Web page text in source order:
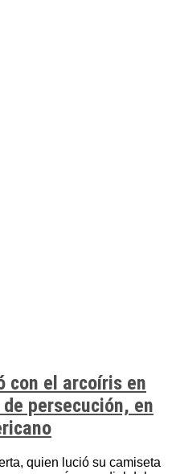
con el arcoíris en
persecución, en
quien lució su camiseta